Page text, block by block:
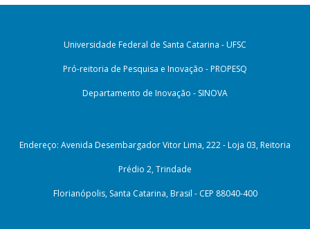
Universidade Federal de Santa Catarina - UFSC
Pró-reitoria de Pesquisa e Inovação - PROPESQ
Departamento de Inovação - SINOVA
Endereço: Avenida Desembargador Vitor Lima, 222 - Loja 03, Reitoria
Prédio 2, Trindade
Florianópolis, Santa Catarina, Brasil - CEP 88040-400